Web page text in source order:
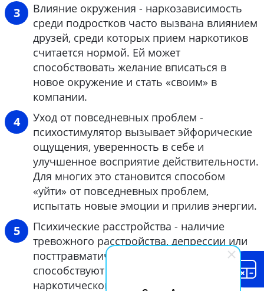
Влияние окружения - наркозависимость
среди подростков часто вызвана влиянием
друзей, среди которых прием наркотиков
считается нормой. Ей может
способствовать желание вписаться в
новое окружение и стать «своим» в
компании.
Уход от повседневных проблем -
психостимулятор вызывает эйфорические
ощущения, уверенность в себе и
улучшенное восприятие действительности.
Для многих это становится способом
«уйти» от повседневных проблем,
испытать новые эмоции и прилив энергии.
Психические расстройства - наличие
тревожного расстройства, депрессии или
посттравматического синдрома
способствуют более быстрому развитию
наркотической зависимости.